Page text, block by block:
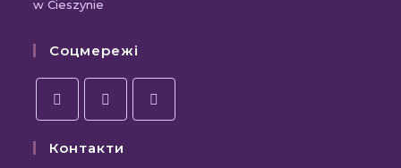
w Cieszynie
Соцмережі
Контакти